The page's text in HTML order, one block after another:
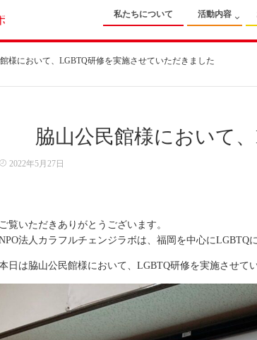
私たちについて 活動内容
様において、LGBTQ研修を実施させていただきました
脇山公民館様において
2022年5月27日
ご覧いただきありがとうございます。
法人カラフルチェンジラボは、福岡を中心にLGBTQ
日は脇山公民館様において、LGBTQ研修を実施させて